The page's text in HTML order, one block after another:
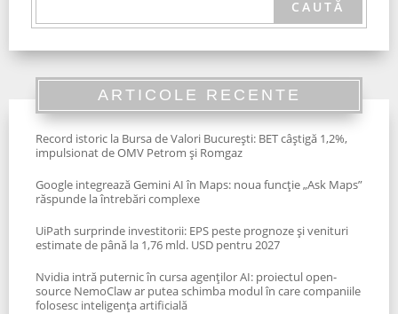
ARTICOLE RECENTE
Record istoric la Bursa de Valori București: BET câștigă 1,2%,
impulsionat de OMV Petrom și Romgaz
Google integrează Gemini AI în Maps: noua funcție „Ask Maps”
răspunde la întrebări complexe
UiPath surprinde investitorii: EPS peste prognoze și venituri
estimate de până la 1,76 mld. USD pentru 2027
Nvidia intră puternic în cursa agenților AI: proiectul open-
source NemoClaw ar putea schimba modul în care companiile
folosesc inteligența artificială